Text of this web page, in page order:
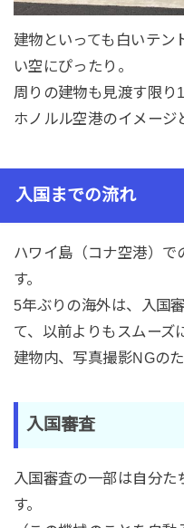
建物といっても白いテン
い空にぴったり。
周りの建物も見渡す限り
ホノルル空港のイメージ
入国までの流れ
ハワイ島（コナ空港）で
す。
5年ぶりの海外は、入国
て、以前よりもスムーズ
建物内、写真撮影NGの
入国審査
入国審査の一部は自分た
す。